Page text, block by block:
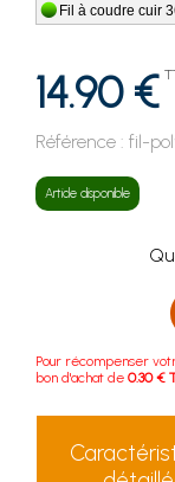
Fil à coudre cuir
14.90 €
Référence : fil-
Article disponible
Pour récompenser
bon d'achat de 0.30 €